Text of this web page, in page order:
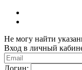
Не могу найти
Вход в личный
Логин: